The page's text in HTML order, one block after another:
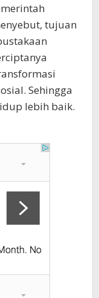
tujuan
Sehingga
lebih baik.